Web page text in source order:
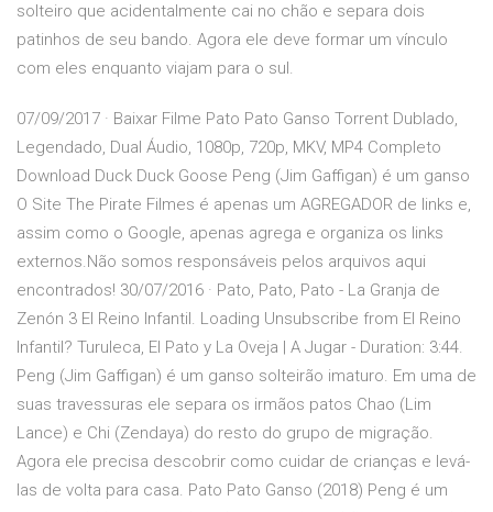
solteiro que acidentalmente cai no chão e separa dois
patinhos de seu bando. Agora ele deve formar um vínculo
com eles enquanto viajam para o sul.
07/09/2017 · Baixar Filme Pato Pato Ganso Torrent Dublado,
Legendado, Dual Áudio, 1080p, 720p, MKV, MP4 Completo
Download Duck Duck Goose Peng (Jim Gaffigan) é um ganso
O Site The Pirate Filmes é apenas um AGREGADOR de links e,
assim como o Google, apenas agrega e organiza os links
externos.Não somos responsáveis pelos arquivos aqui
encontrados! 30/07/2016 · Pato, Pato, Pato - La Granja de
Zenón 3 El Reino Infantil. Loading Unsubscribe from El Reino
Infantil? Turuleca, El Pato y La Oveja | A Jugar - Duration: 3:44.
Peng (Jim Gaffigan) é um ganso solteirão imaturo. Em uma de
suas travessuras ele separa os irmãos patos Chao (Lim
Lance) e Chi (Zendaya) do resto do grupo de migração.
Agora ele precisa descobrir como cuidar de crianças e levá-
las de volta para casa. Pato Pato Ganso (2018) Peng é um